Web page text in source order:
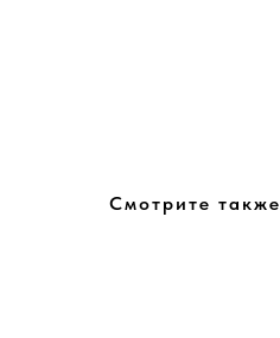
Смотрите также